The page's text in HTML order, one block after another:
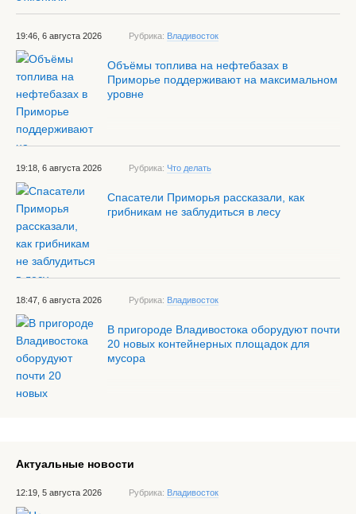
19:46, 6 августа 2026 Рубрика: Владивосток
Объёмы топлива на нефтебазах в
Приморье поддерживают на максимальном
уровне
19:18, 6 августа 2026 Рубрика: Что делать
Спасатели Приморья рассказали, как
грибникам не заблудиться в лесу
18:47, 6 августа 2026 Рубрика: Владивосток
В пригороде Владивостока оборудуют почти
20 новых контейнерных площадок для
мусора
Актуальные новости
12:19, 5 августа 2026 Рубрика: Владивосток